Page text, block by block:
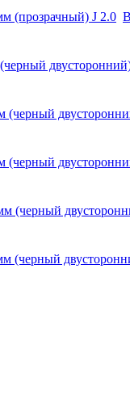
(прозрачный) J 2.0
(черный
(черный
(черный
(черный